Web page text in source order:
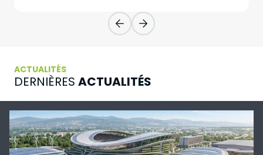
ACTUALITÉS
DERNIÈRES ACTUALITÉS